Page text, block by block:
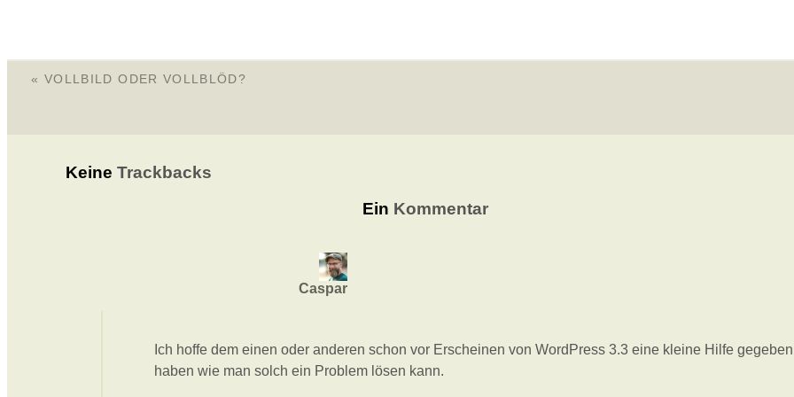
« VOLLBILD ODER VOLLBLÖD?
Keine Trackbacks
Ein Kommentar
Caspar
Ich hoffe dem einen oder anderen schon vor Erscheinen von WordPress 3.3 eine kleine Hilfe
haben wie man solch ein Problem lösen kann.